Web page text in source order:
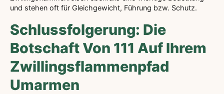
und stehen oft für Gleichgewicht, Führung bzw. Schutz.
Schlussfolgerung: Die
Botschaft Von 111 Auf Ihrem
Zwillingsflammenpfad
Umarmen